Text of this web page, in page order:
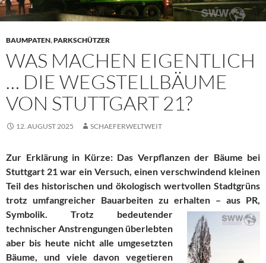
BAUMPATEN,PARKSCHÜTZER
WAS MACHEN EIGENTLICH
… DIE WEGSTELLBÄUME
VON STUTTGART 21?
12. AUGUST 2025 SCHAEFERWELTWEIT
Zur Erklärung in Kürze: Das Verpflanzen der Bäume bei
Stuttgart 21 war ein Versuch, einen verschwindend kleinen
Teil des historischen und ökologisch wertvollen Stadtgrüns
trotz umfangreicher Bauarbeiten zu erhalten – aus PR,
Symbolik. Trotz bedeutender
technischer Anstrengungen überlebten
aber bis heute nicht alle umgesetzten
Bäume, und viele davon vegetieren